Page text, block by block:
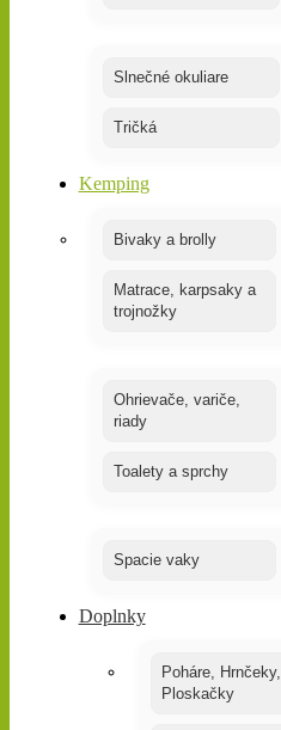
Slnečné okuliare
Tričká
Kemping
Bivaky a brolly
Matrace, karpsaky a
trojnožky
Ohrievače, variče,
riady
Toalety a sprchy
Spacie vaky
Doplnky
Poháre, Hrnčeky,
Ploskačky